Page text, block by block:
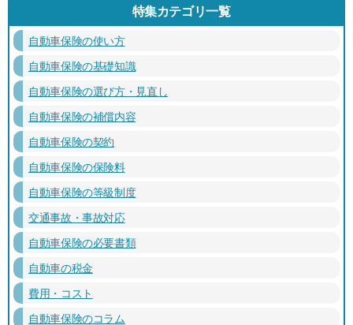
特集カテゴリ一覧
自動車保険の使い方
自動車保険の基礎知識
自動車保険の選び方・見直し
自動車保険の補償内容
自動車保険の契約
自動車保険の保険料
自動車保険の等級制度
交通事故・事故対応
自動車保険の必要書類
自動車の税金
費用・コスト
自動車保険のコラム